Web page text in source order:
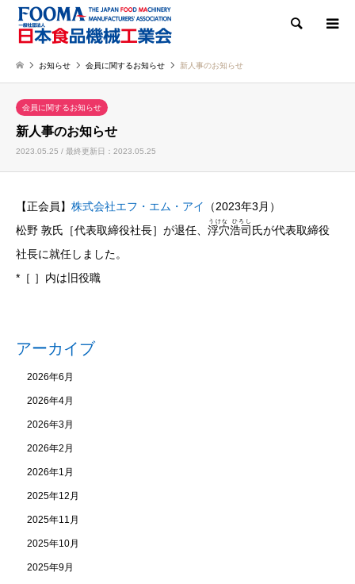
検索
お知らせ 会員に関するお知らせ 新人事のお知らせ
会員に関するお知らせ
新人事のお知らせ
2023.05.25 / 最終更新日：2023.05.25
【正会員】 株式会社エフ・エム・アイ
（2023年3月）
松野 敦氏［代表取締役社長］が退任、 浮穴浩司
うけな ひろし
氏が代表取締役
社長に就任しました。
*［ ］内は旧役職
アーカイブ
2026年6月
2026年4月
2026年3月
2026年2月
2026年1月
2025年12月
2025年11月
2025年10月
2025年9月